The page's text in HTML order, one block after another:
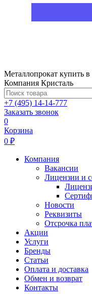
Металлопрокат купить
Компания Кристаль
+7 (495) 14-14-777
Заказать звонок
0
Корзина
0 ₽
Компания
Вакансии
Лицензии и
Новости
Реквизиты
Отсрочка
Акции
Услуги
Бренды
Статьи
Оплата и доставка
Обмен и возврат
Контакты